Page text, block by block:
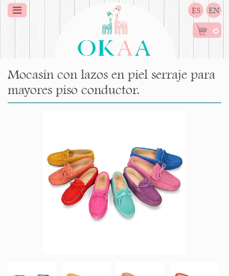
ES EN
0
Mocasín con lazos en piel serraje para
mayores piso conductor.